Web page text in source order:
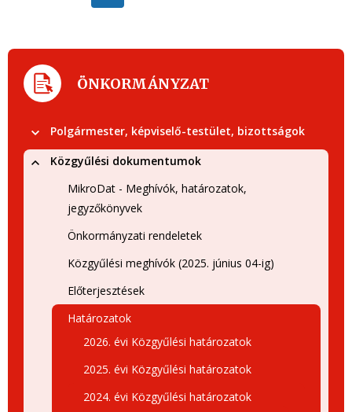
ÖNKORMÁNYZAT
Polgármester, képviselő-testület, bizottságok
Közgyűlési dokumentumok
MikroDat - Meghívók, határozatok,
jegyzőkönyvek
Önkormányzati rendeletek
Közgyűlési meghívók (2025. június 04-ig)
Előterjesztések
Határozatok
2026. évi Közgyűlési határozatok
2025. évi Közgyűlési határozatok
2024. évi Közgyűlési határozatok